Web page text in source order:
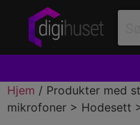
Hjem / Produkter med
mikrofoner > Hodesett